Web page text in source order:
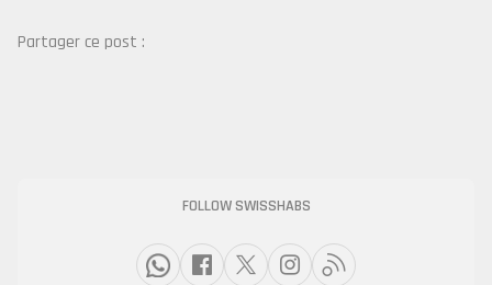
Partager ce post :
FOLLOW SWISSHABS